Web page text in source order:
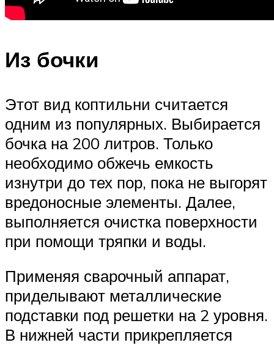
Из бочки
Этот вид коптильни считается
одним из популярных. Выбирается
бочка на 200 литров. Только
необходимо обжечь емкость
изнутри до тех пор, пока не выгорят
вредоносные элементы. Далее,
выполняется очистка поверхности
при помощи тряпки и воды.
Применяя сварочный аппарат,
приделывают металлические
подставки под решетки на 2 уровня.
В нижней части прикрепляется